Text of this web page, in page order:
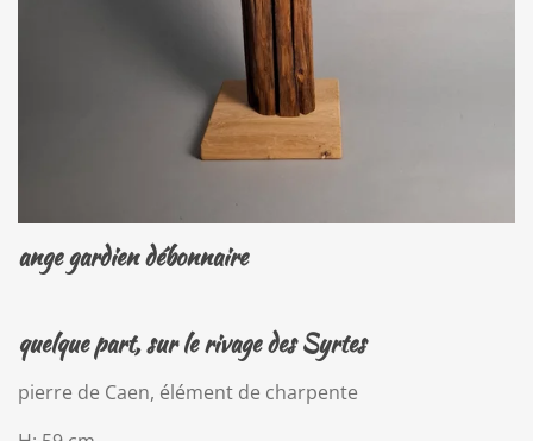
ange gardien débonnaire
quelque part, sur le rivage des Syrtes
pierre de Caen, élément de charpente